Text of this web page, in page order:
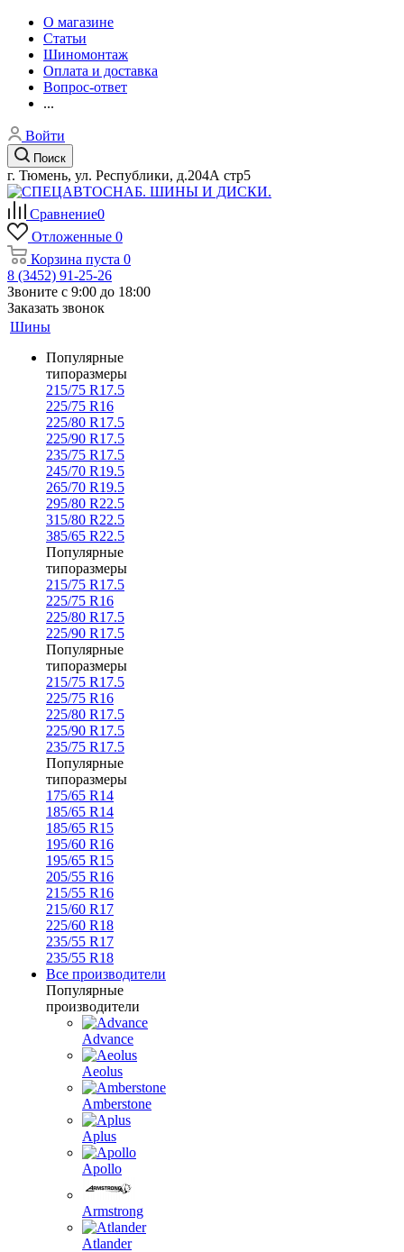
О магазине
Статьи
Шиномонтаж
Оплата и доставка
Вопрос-ответ
...
Войти
Поиск
г. Тюмень, ул. Республики, д.204А стр5
Сравнение0
Отложенные 0
Корзина пуста 0
8 (3452) 91-25-26
Звоните с 9:00 до 18:00
Заказать звонок
Шины
Популярные
типоразмеры
215/75 R17.5
225/75 R16
225/80 R17.5
225/90 R17.5
235/75 R17.5
245/70 R19.5
265/70 R19.5
295/80 R22.5
315/80 R22.5
385/65 R22.5
Популярные
типоразмеры
215/75 R17.5
225/75 R16
225/80 R17.5
225/90 R17.5
Популярные
типоразмеры
215/75 R17.5
225/75 R16
225/80 R17.5
225/90 R17.5
235/75 R17.5
Популярные
типоразмеры
175/65 R14
185/65 R14
185/65 R15
195/60 R16
195/65 R15
205/55 R16
215/55 R16
215/60 R17
225/60 R18
235/55 R17
235/55 R18
Все производители
Популярные
производители
Advance
Aeolus
Amberstone
Aplus
Apollo
Armstrong
Atlander